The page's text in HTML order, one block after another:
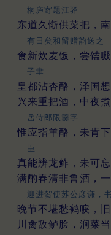
桐庐寄题江驿
东道久惭供菜把，
有日矣和留赠韵送之
食新炊麦饭，尝馌啜
子聿
皇都沾杏酪，泽国想
兴来重把酒，中夜煮
岳侍郎限羹字
惟应指羊酪，未肯下
臣
真能辨龙鲊，未可忘
满酌春清非鲁酒，
迎进贺使苏公彦谦，
晚节不堪愁鹤唳，
川禽敌鲈脍，涧菜当